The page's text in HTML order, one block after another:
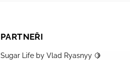
PARTNEŘI
Sugar Life by Vlad Ryasnyy 🍋